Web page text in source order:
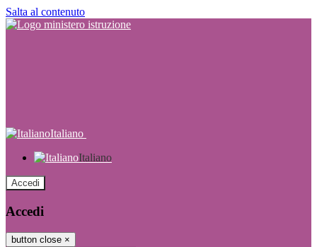
Salta al contenuto
Italiano
Italiano
Accedi
Accedi
button close ×